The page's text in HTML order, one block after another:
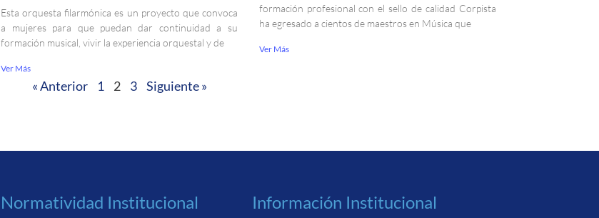
Esta orquesta filarmónica es un proyecto que convoca
a mujeres para que puedan dar continuidad a su
formación musical, vivir la experiencia orquestal y de
Ver Más
formación profesional con el sello de calidad Corpista
ha egresado a cientos de maestros en Música que
Ver Más
« Anterior 1 2 3 Siguiente »
Normatividad Institucional Información Institucional